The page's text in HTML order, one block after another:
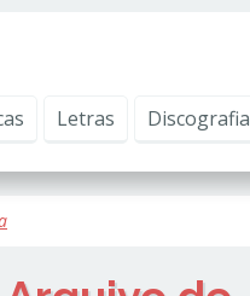
Letras Discografia